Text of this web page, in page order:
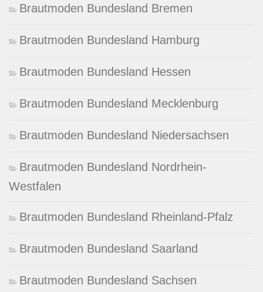
Brautmoden Bundesland Bremen
Brautmoden Bundesland Hamburg
Brautmoden Bundesland Hessen
Brautmoden Bundesland Mecklenburg
Brautmoden Bundesland Niedersachsen
Brautmoden Bundesland Nordrhein-
Westfalen
Brautmoden Bundesland Rheinland-Pfalz
Brautmoden Bundesland Saarland
Brautmoden Bundesland Sachsen